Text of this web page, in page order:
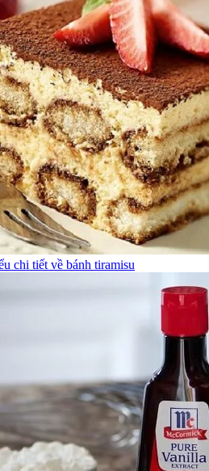
chi tiết về bánh tiramisu